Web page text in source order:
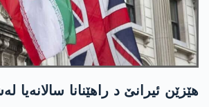
ھێزێن ئیرانێ د راھێنانا